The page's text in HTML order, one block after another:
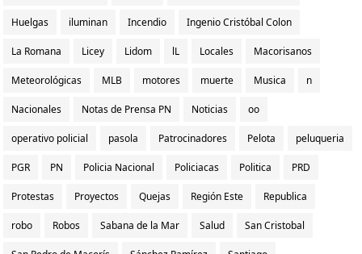
Huelgas iluminan Incendio Ingenio Cristóbal Colon
La Romana Licey Lidom lL Locales Macorisanos
Meteorológicas MLB motores muerte Musica n
Nacionales Notas de Prensa PN Noticias oo
operativo policial pasola Patrocinadores Pelota peluqueria
PGR PN Policia Nacional Policiacas Politica PRD
Protestas Proyectos Quejas Región Este Republica
robo Robos Sabana de la Mar Salud San Cristobal